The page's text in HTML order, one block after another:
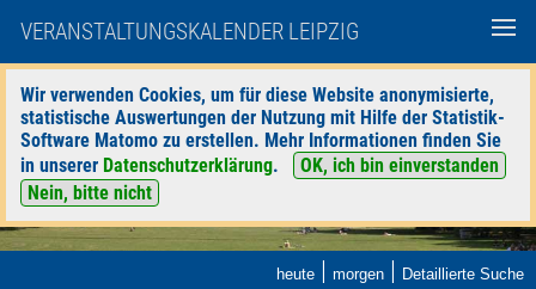
VERANSTALTUNGSKALENDER LEIPZIG
Wir verwenden Cookies, um für diese Website anonymisierte,
statistische Auswertungen der Nutzung mit Hilfe der Statistik-
Software Matomo zu erstellen. Mehr Informationen finden Sie
in unserer Datenschutzerklärung.
OK, ich bin einverstanden
Nein, bitte nicht
heute | morgen | Detaillierte Suche